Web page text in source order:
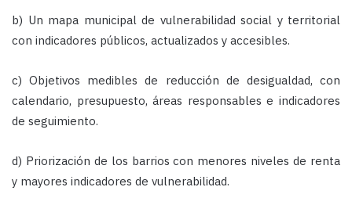
b) Un mapa municipal de vulnerabilidad social y territorial
con indicadores públicos, actualizados y accesibles.
c) Objetivos medibles de reducción de desigualdad, con
calendario, presupuesto, áreas responsables e indicadores
de seguimiento.
d) Priorización de los barrios con menores niveles de renta
y mayores indicadores de vulnerabilidad.